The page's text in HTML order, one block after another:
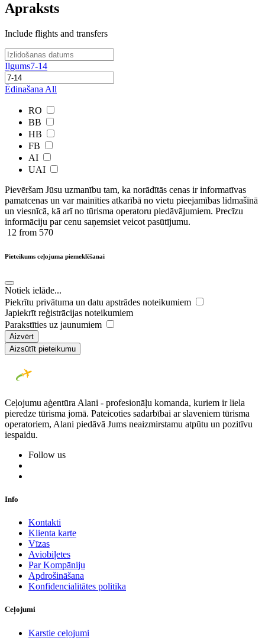
Apraksts
Include flights and transfers
Ilgums7-14
Ēdinašana All
RO
BB
HB
FB
AI
UAI
Pievēršam Jūsu uzmanību tam, ka norādītās cenas ir ​informatīvas ​
pamatcenas un var mainīties atkarībā ​no ​vietu pieejamības lidmašīnā
un viesnīcā, kā arī no tūrisma operatoru piedāvājumiem. Precīzu
informāciju par cenu saņemsiet veicot pasūtījumu.
12 from 570
Pieteikums ceļojuma piemeklēšanai
Notiek ielāde...
Piekrītu privātuma un datu apstrādes noteikumiem
Japiekrīt reģistrācijas noteikumiem
Parakstīties uz jaunumiem
Aizvērt
Aizsūtīt pieteikumu
Ceļojumu aģentūra Alani - profesionāļu komanda, kuriem ir liela
pieredze tūrisma jomā. Pateicoties sadarbībai ar slaveniem tūrisma
operatoriem, Alani piedāvā Jums neaizmirstamu atpūtu un pozitīvu
iespaidu.
Follow us
Info
Kontakti
Klienta karte
Vīzas
Aviobiļetes
Par Kompāniju
Apdrošināšana
Konfidencialitātes politika
Ceļojumi
Karstie ceļojumi